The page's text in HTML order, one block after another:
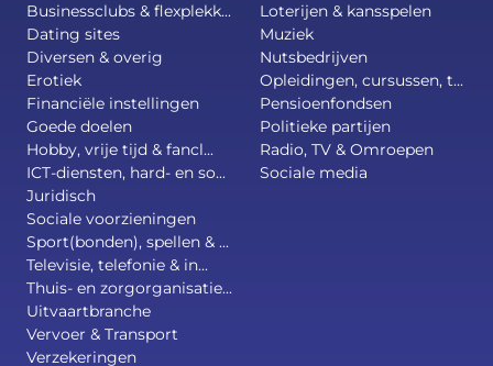
Businessclubs & flexplekk...
Dating sites
Diversen & overig
Erotiek
Financiële instellingen
Goede doelen
Hobby, vrije tijd & fancl...
ICT-diensten, hard- en so...
Juridisch
Loterijen & kansspelen
Muziek
Nutsbedrijven
Opleidingen, cursussen, t...
Pensioenfondsen
Politieke partijen
Radio, TV & Omroepen
Sociale media
Sociale voorzieningen
Sport(bonden), spellen & ...
Televisie, telefonie & in...
Thuis- en zorgorganisatie...
Uitvaartbranche
Vervoer & Transport
Verzekeringen